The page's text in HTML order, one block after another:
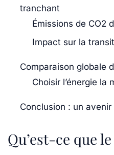
tranchant
Émissions de CO2
Impact sur la
Comparaison globale
Choisir l’énergie la
Conclusion : un
Qu’est-ce que